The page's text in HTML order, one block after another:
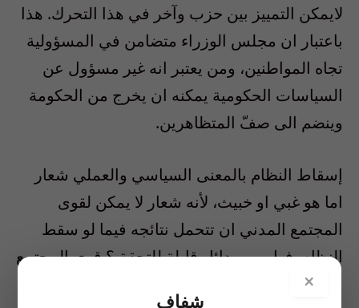
لايمكن التمييز بين حزب وآخر في هذا التحرك. هذا
باعتبار ان مجلس الوزراء متضامن في المسؤولية
تجاه المواطنين، ومن يعتبر انه غير مسؤول عن
السياسات الحكومية يمكنه ان يخرج من الحكومة
وينضم الى صفّ المتظاهرين.
إسقاط النظام بالمعنى السياسي والعملي شعار
اما هو غبي او خبيث، لأنه شعار لا يمكن لقوى
المجتمع المدني ان تتحمل نتائجه فيما لو سقط
النظام. فهل من بدائل قابلة للتحقق؟ قوى المجتمع
المدني عاجزة عن تبني مشروع قانون انتخاب،
×
شفاف